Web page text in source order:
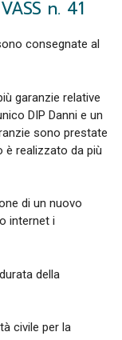
n. 41
consegnate al
garanzie relative
DIP Danni e un
sono prestate
realizzato da più
di un nuovo
internet i
della
civile per la